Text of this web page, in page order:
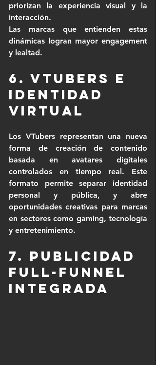
priorizan la experiencia visual y la
interacción.
Las marcas que entienden estas
dinámicas logran mayor engagement
y lealtad.
6. VTubers e
identidad
virtual
Los VTubers representan una nueva
forma de creación de contenido
basada en avatares digitales
controlados en tiempo real. Este
formato permite separar identidad
personal y pública, y abre
oportunidades creativas para marcas
en sectores como gaming, tecnología
y entretenimiento.
7. Publicidad
full-funnel
integrada